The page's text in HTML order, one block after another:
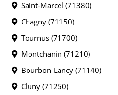
Saint-Marcel (71380)
Chagny (71150)
Tournus (71700)
Montchanin (71210)
Bourbon-Lancy (71140)
Cluny (71250)